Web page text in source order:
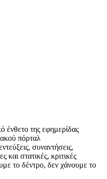
ένθετο της εφημερίδας
πόρταλ
συναντήσεις,
και στατικές, κριτικές
το δέντρο, δεν χάνουμε το